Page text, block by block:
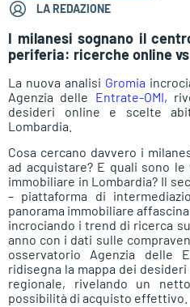
LA REDAZIONE
I milanesi sognano il
periferia: ricerche online
La nuova analisi Gromia
Agenzia delle Entrate-OMI,
desideri online e scelte
Lombardia.
Cosa cercano davvero i
ad acquistare? E quali sono
immobiliare in Lombardia? Il
– piattaforma di
panorama immobiliare
incrociando i trend di ricerca
anno con i dati sulle
osservatorio Agenzia delle
ridisegna la mappa dei
regionale, rivelando un
possibilità di acquisto effettivo.